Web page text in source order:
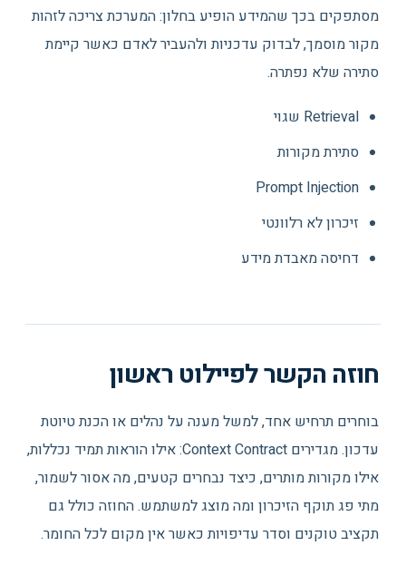
מסתפקים בכך שהמידע הופיע בחלון: המערכת צריכה לזהות
מקור מוסמך, לבדוק עדכניות ולהעביר לאדם כאשר קיימת
סתירה שלא נפתרה.
Retrieval שגוי
סתירת מקורות
Prompt Injection
זיכרון לא רלוונטי
דחיסה מאבדת מידע
חוזה הקשר לפיילוט ראשון
בוחרים תרחיש אחד, למשל מענה על נהלים או הכנת טיוטת
עדכון. מגדירים Context Contract: אילו הוראות תמיד נכללות,
אילו מקורות מותרים, כיצד נבחרים קטעים, מה אסור לשמור,
מתי פג תוקף הזיכרון ומה מוצג למשתמש. החוזה כולל גם
תקציב טוקנים וסדר עדיפויות כאשר אין מקום לכל החומר.